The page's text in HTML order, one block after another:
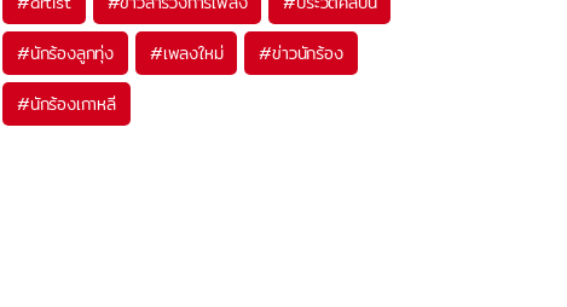
#นักร้องลูกทุ่ง #เพลงใหม่ #ข่าวนักร้อง
#นักร้องเกาหลี